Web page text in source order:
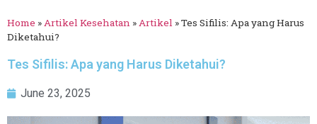
Home »Artikel Kesehatan »Artikel »Tes Sifilis: Apa yang Harus
Diketahui?
Tes Sifilis: Apa yang Harus Diketahui?
June 23, 2025